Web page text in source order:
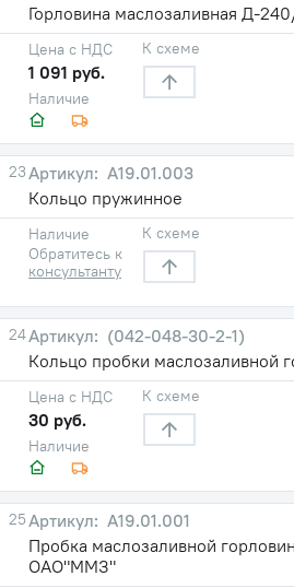
Горловина маслозаливная Д-
Наличие
Цена с НДС
1 091 руб.
К схеме
23
А19.01.003
Кольцо пружинное
Наличие
Обратитесь к
консультанту
К схеме
24
(042-048-30-2-1)
Кольцо пробки маслозаливной
Наличие
Цена с НДС
30 руб.
К схеме
25
А19.01.001
Пробка маслозаливной
ОАО"ММЗ"